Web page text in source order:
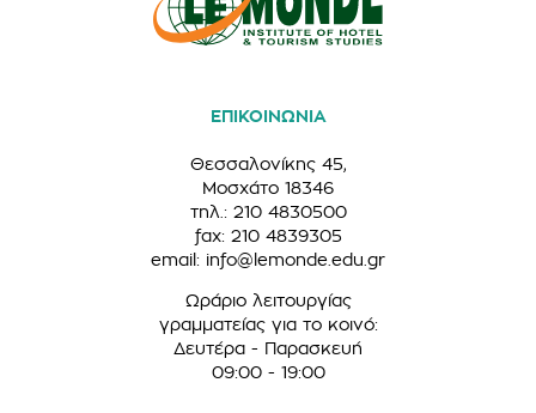
ΕΠΙΚΟΙΝΩΝΙΑ
Θεσσαλονίκης 45,
Μοσχάτο 18346
τηλ.: 210 4830500
fax: 210 4839305
email: info@lemonde.edu.gr
Ωράριο λειτουργίας
γραμματείας για το κοινό:
Δευτέρα - Παρασκευή
09:00 - 19:00